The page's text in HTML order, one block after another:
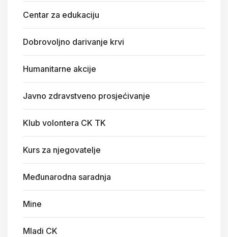
Centar za edukaciju
Dobrovoljno darivanje krvi
Humanitarne akcije
Javno zdravstveno prosjećivanje
Klub volontera CK TK
Kurs za njegovatelje
Međunarodna saradnja
Mine
Mladi CK